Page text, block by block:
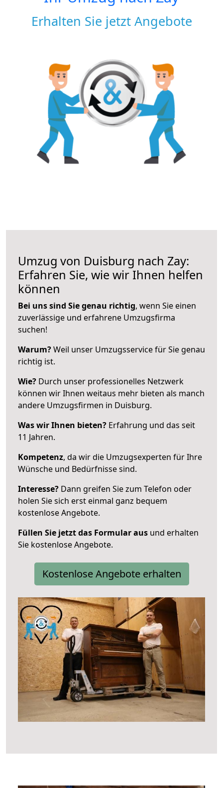
Erhalten Sie jetzt Angebote
Umzug von Duisburg nach Zay:
Erfahren Sie, wie wir Ihnen helfen
können
Bei uns sind Sie genau richtig, wenn Sie einen
zuverlässige und erfahrene Umzugsfirma
suchen!
Warum?Weil unser Umzugsservice für Sie genau
richtig ist.
Wie? Durch unser professionelles Netzwerk
können wir Ihnen weitaus mehr bieten als manch
andere Umzugsfirmen in Duisburg.
Was wir Ihnen bieten? Erfahrung und das seit
11 Jahren.
Kompetenz, da wir die Umzugsexperten für Ihre
Wünsche und Bedürfnisse sind.
Interesse? Dann greifen Sie zum Telefon oder
holen Sie sich erst einmal ganz bequem
kostenlose Angebote.
Füllen Sie jetzt das Formular aus und erhalten
Sie kostenlose Angebote.
Kostenlose Angebote erhalten